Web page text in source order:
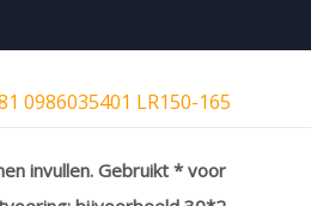
0986035401 LR150-165
invullen. Gebruikt * voor